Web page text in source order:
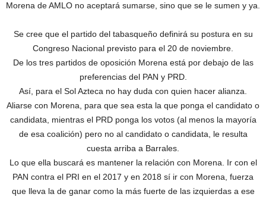
Morena de AMLO no aceptará sumarse, sino que se le sumen y ya.
Se cree que el partido del tabasqueño definirá su postura en su
Congreso Nacional previsto para el 20 de noviembre.
De los tres partidos de oposición Morena está por debajo de las
preferencias del PAN y PRD.
Así, para el Sol Azteca no hay duda con quien hacer alianza.
Aliarse con Morena, para que sea esta la que ponga el candidato o
candidata, mientras el PRD ponga los votos (al menos la mayoría
de esa coalición) pero no al candidato o candidata, le resulta
cuesta arriba a Barrales.
Lo que ella buscará es mantener la relación con Morena. Ir con el
PAN contra el PRI en el 2017 y en 2018 sí ir con Morena, fuerza
que lleva la de ganar como la más fuerte de las izquierdas a ese